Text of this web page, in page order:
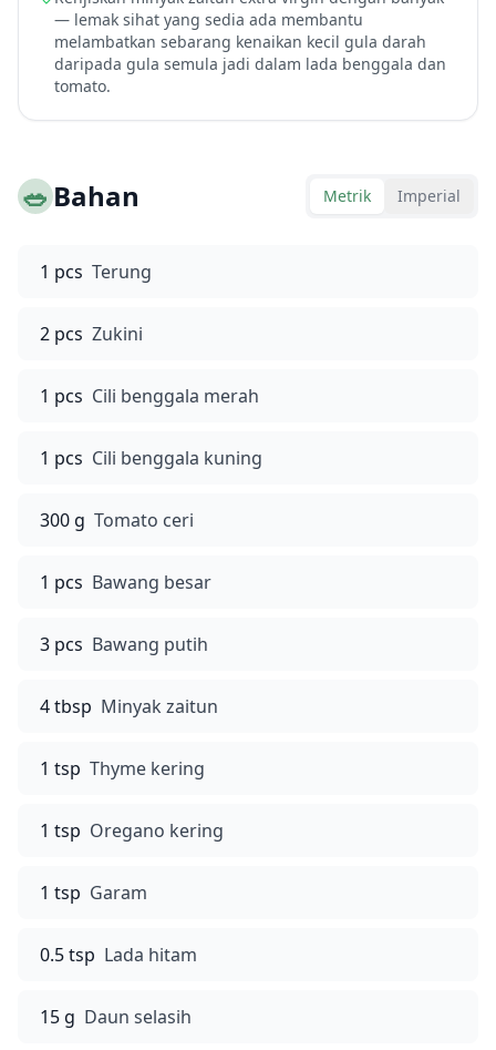
— lemak sihat yang sedia ada membantu
melambatkan sebarang kenaikan kecil gula darah
daripada gula semula jadi dalam lada benggala dan
tomato.
🥗Bahan Metrik Imperial
1 pcs Terung
2 pcs Zukini
1 pcs Cili benggala merah
1 pcs Cili benggala kuning
300 g Tomato ceri
1 pcs Bawang besar
3 pcs Bawang putih
4 tbsp Minyak zaitun
1 tsp Thyme kering
1 tsp Oregano kering
1 tsp Garam
0.5 tsp Lada hitam
15 g Daun selasih